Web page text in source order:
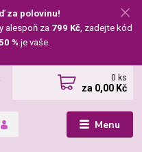
za polovinu!
alespoň za 799 Kč, zadejte kód
% je vaše.
Menu
0 ks
za 0,00 Kč